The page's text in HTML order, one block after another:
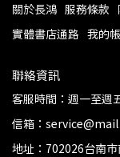
關於長鴻 服務條款
實體書店通路 我的
聯絡資訊
客服時間：週一至週
信箱：
地址：702026台南